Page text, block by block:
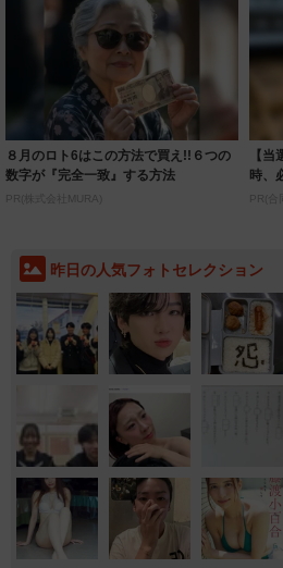
８月のロト6はこの方法で買え!!６つの
数字が『完全一致』する方法
PR(株式会社MURA)
【
時、
PR(合
昨日の人気フォトセレクション